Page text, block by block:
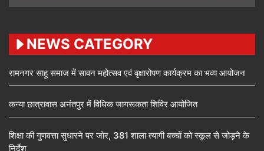
NEWS CATEGORY
रामनगर साहू समाज में सावन महोत्सव एवं वृक्षारोपण कार्यक्रम का भव्य आयोजन
कन्या छात्रावास अनंतपुर में विधिक जागरूकता शिविर आयोजित
शिक्षा की गुणवत्ता सुधारने पर जोर, 381 शाला त्यागी बच्चों को स्कूल से जोड़ने के
निर्देश